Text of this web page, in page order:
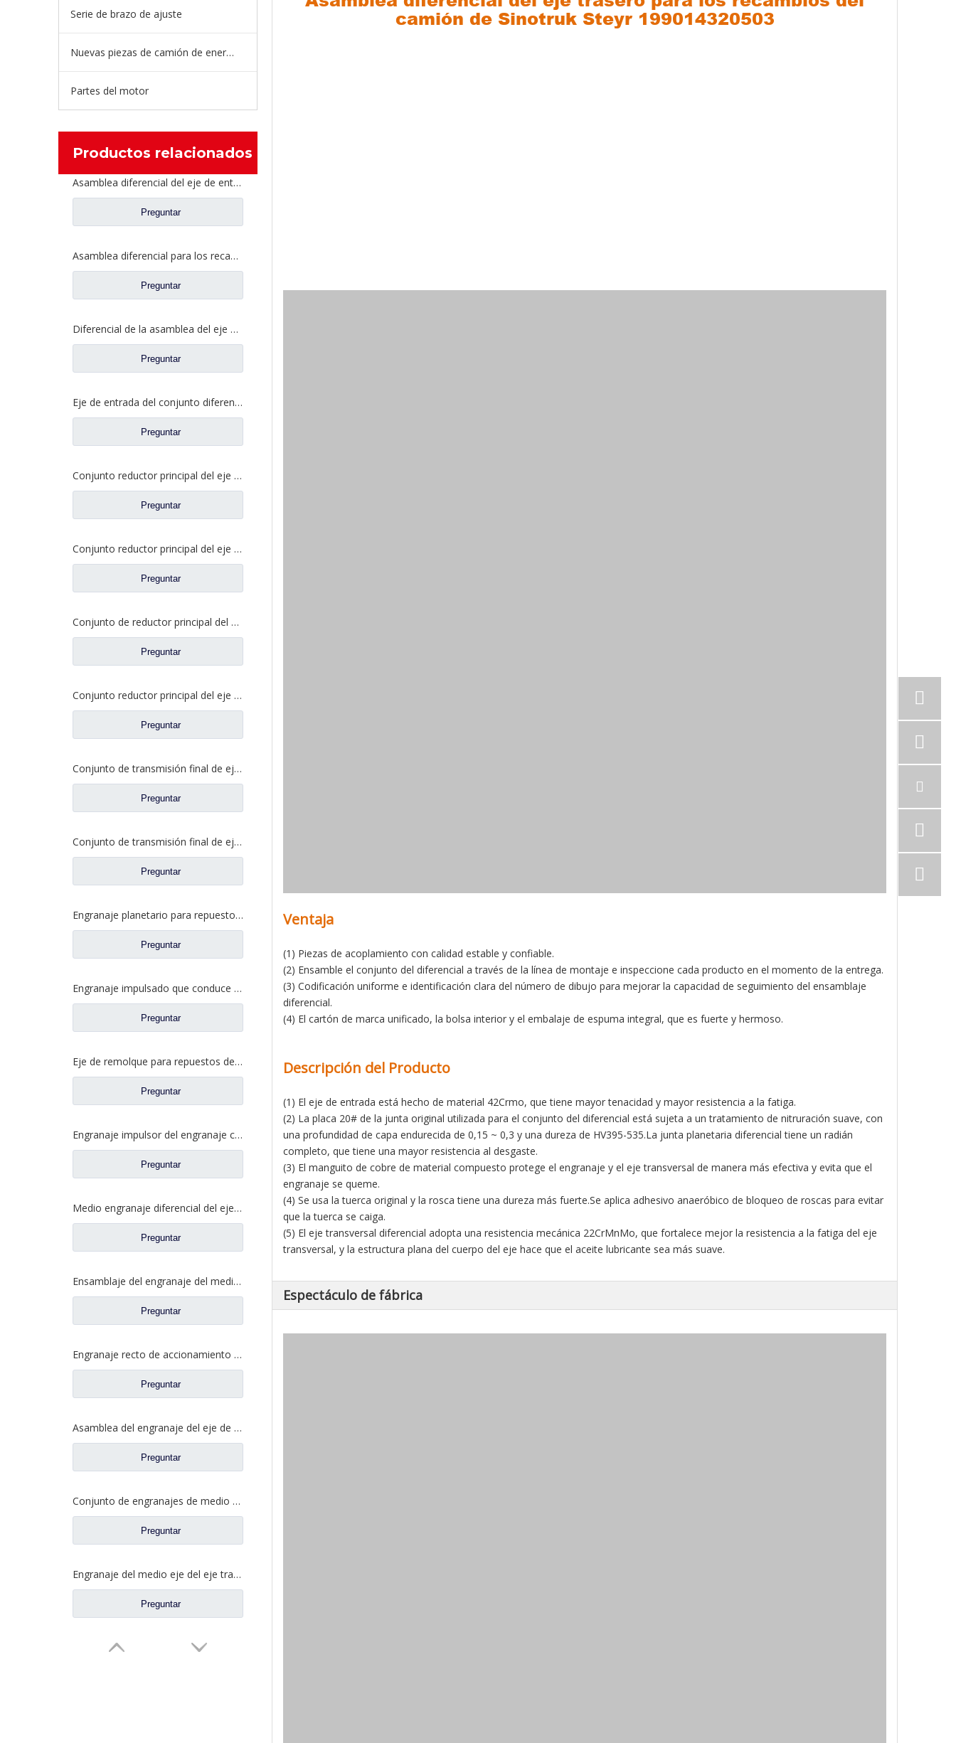
Serie de brazo de ajuste
Nuevas piezas de camión de energía
Partes del motor
Productos relacionados
Asamblea diferencial del eje de entrada para los recambios WG7117328010 del camión de Sinotruk HOWO T5G MCY11
Preguntar
Asamblea diferencial para los recambios AZ9981320136 del camión de Sinotruk HOWO AC16
Preguntar
Diferencial de la asamblea del eje de entrada para los recambios 810W35606-0011 del camión de Sinotruk HOWO MCY13
Preguntar
Eje de entrada del conjunto diferencial para Sinotruk HOWO AC16 Nuevos repuestos para camiones AZ9981320436
Preguntar
Conjunto reductor principal del eje intermedio para piezas de camión Shacman Delong
Preguntar
Conjunto reductor principal del eje intermedio Delong HDZ425 para piezas de camiones Shacman Delong
Preguntar
Conjunto de reductor principal del eje intermedio Delong HD469 para piezas de camiones Shacman Delong
Preguntar
Conjunto reductor principal del eje trasero para piezas de camiones Shacman Auto Delong
Preguntar
Conjunto de transmisión final de eje medio SDLG MT86H para piezas de camiones Shacman Delong
Preguntar
Conjunto de transmisión final de eje mediano HOWO HC16 para piezas de camiones Sinotruk Steyr
Preguntar
Engranaje planetario para repuestos de camiones Ford CH0040M0-0
Preguntar
Engranaje impulsado que conduce el engranaje cilíndrico para los recambios CD0042M0-8 del camión de Ford
Preguntar
Eje de remolque para repuestos de camiones Ford 13T16T20T
Preguntar
Engranaje impulsor del engranaje cilíndrico conducido para los recambios CD0401M0-7 del camión de Ford
Preguntar
Medio engranaje diferencial del eje para los recambios 2SCE0001M0-4 de Ford Truck
Preguntar
Ensamblaje del engranaje del medio eje trasero reforzado para los recambios CE0401A0-6 del camión de Ford
Preguntar
Engranaje recto de accionamiento para repuestos de camiones Ford 2SCD0040A0-4
Preguntar
Asamblea del engranaje del eje de la parte posterior del diferencial para los recambios autos 2SCE0040M0-5 del camión de Ford
Preguntar
Conjunto de engranajes de medio eje trasero para repuestos de camiones Ford CE0400A0-5
Preguntar
Engranaje del medio eje del eje trasero para los recambios CE0402M0-9 del camión de Ford
Preguntar
camión de Sinotruk Steyr 199014320503
Ventaja
(1) Piezas de acoplamiento con calidad estable y confiable.
(2) Ensamble el conjunto del diferencial a través de la línea de montaje e inspeccione cada producto en el momento de la entrega.
(3) Codificación uniforme e identificación clara del número de dibujo para mejorar la capacidad de seguimiento del ensamblaje
diferencial.
(4) El cartón de marca unificado, la bolsa interior y el embalaje de espuma integral, que es fuerte y hermoso.
Descripción del Producto
(1) El eje de entrada está hecho de material 42Crmo, que tiene mayor tenacidad y mayor resistencia a la fatiga.
(2) La placa 20# de la junta original utilizada para el conjunto del diferencial está sujeta a un tratamiento de nitruración suave, con
una profundidad de capa endurecida de 0,15 ~ 0,3 y una dureza de HV395-535.La junta planetaria diferencial tiene un radián
completo, que tiene una mayor resistencia al desgaste.
(3) El manguito de cobre de material compuesto protege el engranaje y el eje transversal de manera más efectiva y evita que el
engranaje se queme.
(4) Se usa la tuerca original y la rosca tiene una dureza más fuerte.Se aplica adhesivo anaeróbico de bloqueo de roscas para evitar
que la tuerca se caiga.
(5) El eje transversal diferencial adopta una resistencia mecánica 22CrMnMo, que fortalece mejor la resistencia a la fatiga del eje
transversal, y la estructura plana del cuerpo del eje hace que el aceite lubricante sea más suave.
Espectáculo de fábrica